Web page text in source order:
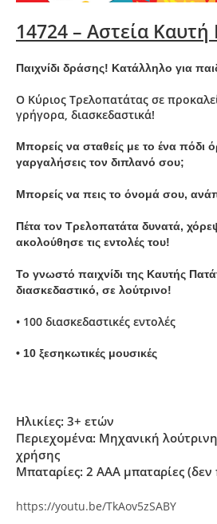
14724 – Αστεία
Παιχνίδι δράσης! Κατάλληλο για
Ο Κύριος Τρελοπατάτας σε
γρήγορα, διασκεδαστικά!
Μπορείς να σταθείς με το ένα πόδι
γαργαλήσεις τον διπλανό σου;
Μπορείς να πεις το όνομά σου,
Πέτα τον Τρελοπατάτα δυνατά,
ακολούθησε τις εντολές του!
Το γνωστό παιχνίδι της Καυτής
διασκεδαστικό, σε λούτρινο!
• 100 διασκεδαστικές εντολές
• 10 ξεσηκωτικές μουσικές
Ηλικίες: 3+ ετών
Περιεχομένα: Μηχανική
χρήσης
Μπαταρίες: 2 ΑΑΑ μπαταρίες (δεν
https://youtu.be/TkAov5zSABY